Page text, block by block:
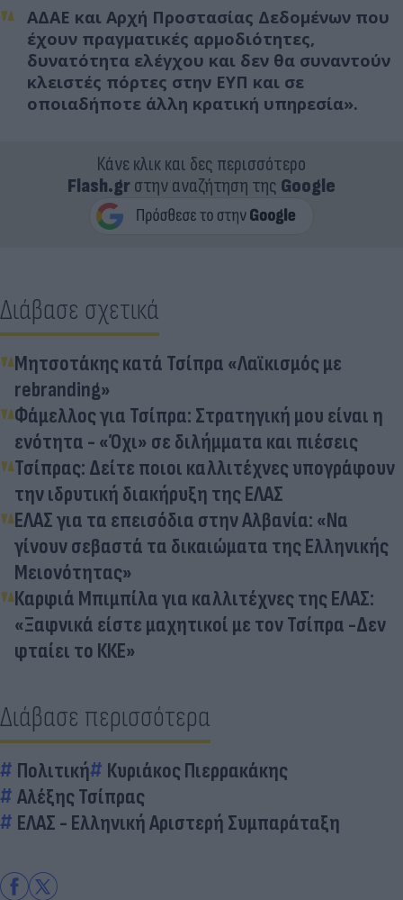
ΑΔΑΕ και Αρχή Προστασίας Δεδομένων που
έχουν πραγματικές αρμοδιότητες,
δυνατότητα ελέγχου και δεν θα συναντούν
κλειστές πόρτες στην ΕΥΠ και σε
οποιαδήποτε άλλη κρατική υπηρεσία».
Κάνε κλικ και δες περισσότερο
Flash.grστην αναζήτηση της Google
Διάβασε σχετικά
Μητσοτάκης κατά Τσίπρα «Λαϊκισμός με
rebranding»
Φάμελλος για Τσίπρα: Στρατηγική μου είναι η
ενότητα - «Όχι» σε διλήμματα και πιέσεις
Τσίπρας: Δείτε ποιοι καλλιτέχνες υπογράφουν
την ιδρυτική διακήρυξη της ΕΛΑΣ
ΕΛΑΣ για τα επεισόδια στην Αλβανία: «Να
γίνουν σεβαστά τα δικαιώματα της Ελληνικής
Μειονότητας»
Καρφιά Μπιμπίλα για καλλιτέχνες της ΕΛΑΣ:
«Ξαφνικά είστε μαχητικοί με τον Τσίπρα -Δεν
φταίει το ΚΚΕ»
Διάβασε περισσότερα
Πολιτική
Κυριάκος Πιερρακάκης
Αλέξης Τσίπρας
ΕΛΑΣ - Ελληνική Αριστερή Συμπαράταξη